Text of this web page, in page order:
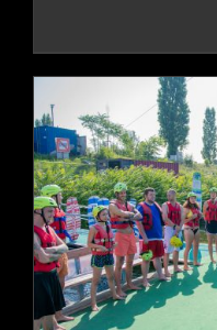
€80.00